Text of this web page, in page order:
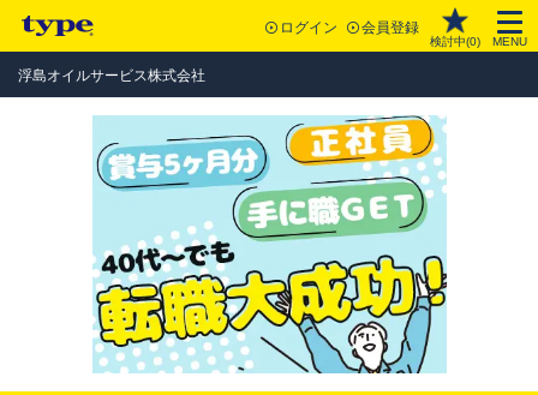
ログイン 会員登録
検討中(0) MENU
浮島オイルサービス株式会社